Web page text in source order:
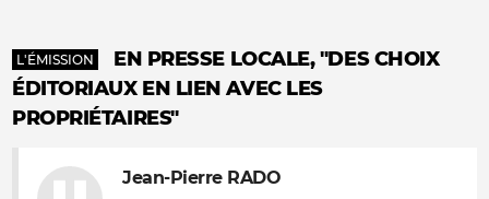
L'ÉMISSION
EN PRESSE LOCALE, "DES CHOIX
ÉDITORIAUX EN LIEN AVEC LES
PROPRIÉTAIRES"
Jean-Pierre RADO